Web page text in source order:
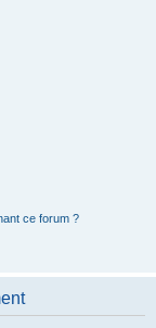
ce forum ?